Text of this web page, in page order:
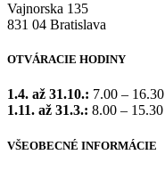
Vajnorska 135
831 04 Bratislava
OTVÁRACIE HODINY
1.4. až 31.10.: 7.00 – 16.30
1.11. až 31.3.: 8.00 – 15.30
VŠEOBECNÉ INFORMÁCIE